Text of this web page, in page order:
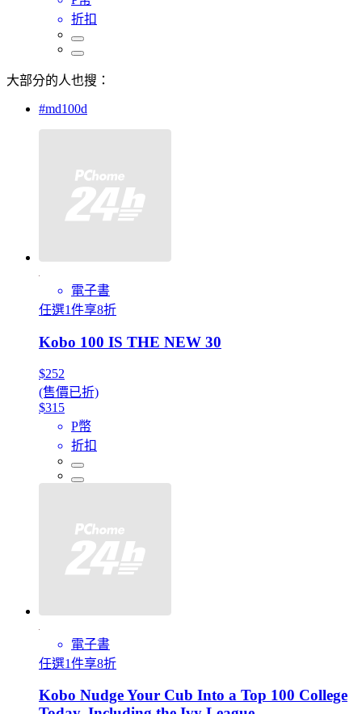
折扣
大部分的人也搜：
#md100d
電子書
任選1件享8折
Kobo 100 IS THE NEW 30
$252
(售價已折)
$315
P幣
折扣
電子書
任選1件享8折
Kobo Nudge Your Cub Into a Top 100 College